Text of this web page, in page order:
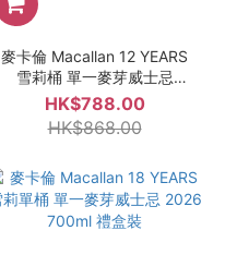
麥卡倫 Macallan 12 YEARS
雪莉桶 單一麥芽威士忌
700ml 禮盒裝
HK$788.00
HK$868.00